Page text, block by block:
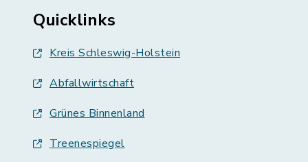
Quicklinks
Kreis Schleswig-Holstein
Abfallwirtschaft
Grünes Binnenland
Treenespiegel